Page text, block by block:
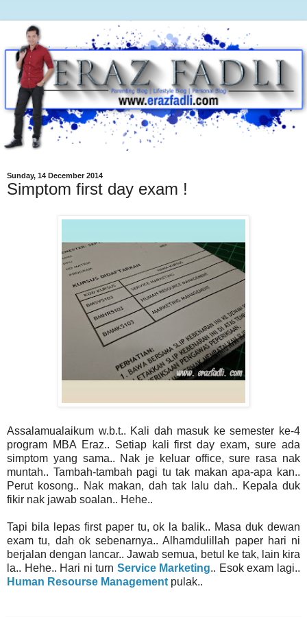
Sunday, 14 December 2014
Simptom first day exam !
Assalamualaikum w.b.t.. Kali dah masuk ke semester ke-4
program MBA Eraz.. Setiap kali first day exam, sure ada
simptom yang sama.. Nak je keluar office, sure rasa nak
muntah.. Tambah-tambah pagi tu tak makan apa-apa kan..
Perut kosong.. Nak makan, dah tak lalu dah.. Kepala duk
fikir nak jawab soalan.. Hehe..
Tapi bila lepas first paper tu, ok la balik.. Masa duk dewan
exam tu, dah ok sebenarnya.. Alhamdulillah paper hari ni
berjalan dengan lancar.. Jawab semua, betul ke tak, lain kira
la.. Hehe.. Hari ni turn Service Marketing.. Esok exam lagi..
Human Resourse Management pulak..